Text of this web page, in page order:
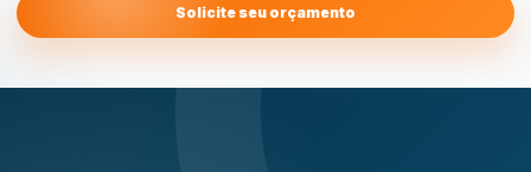
Solicite seu orçamento